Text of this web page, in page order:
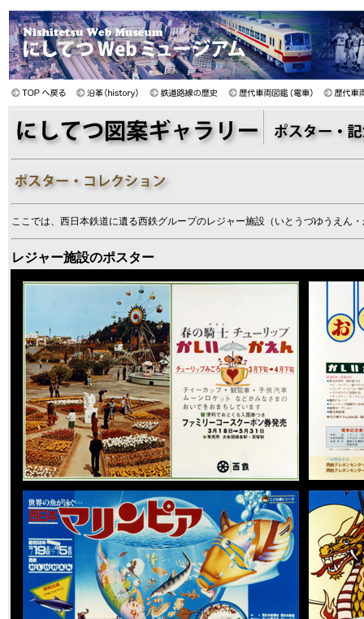
ここでは、西日本鉄道に遺る西鉄グループのレジャー施設（いとうづゆうえん
レジャー施設のポスター